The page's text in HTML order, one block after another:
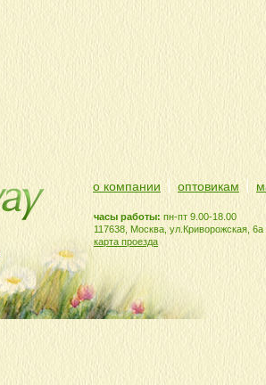
часы работы: пн-пт 9.00-18.00
117638, Москва, ул.Криворожская, 6а
карта проезда
о компании оптовикам